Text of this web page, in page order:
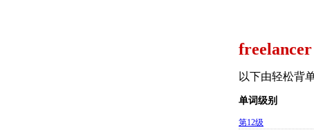
以下由轻松背
单词级别
第12级